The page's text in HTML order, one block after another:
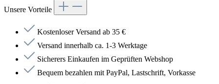
Unsere Vorteile
Kostenloser Versand ab 35 €
Versand innerhalb ca. 1-3 Werktage
Sicherers Einkaufen im Geprüften Webshop
Bequem bezahlen mit PayPal, Lastschrift, Vorkasse